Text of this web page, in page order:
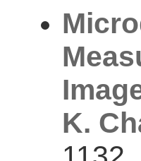
K.